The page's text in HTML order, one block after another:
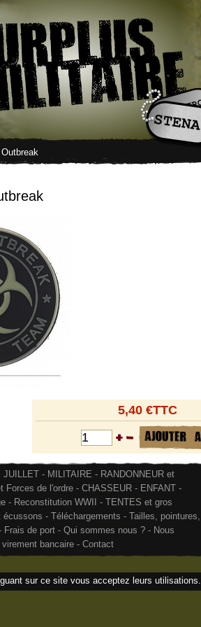
5,40 €TTC
JUILLET - MILITAIRE - RANDONNEUR et
Forces de l'ordre - CHASSEUR - ENFANT -
- Reconstitution WWII - TENTES et gros
écussons - Téléchargements - Tailles, pointures,
Frais de port - Qui sommes nous ? - Nous
bancaire - Contact
sur ce site vous acceptez leurs utilisations.